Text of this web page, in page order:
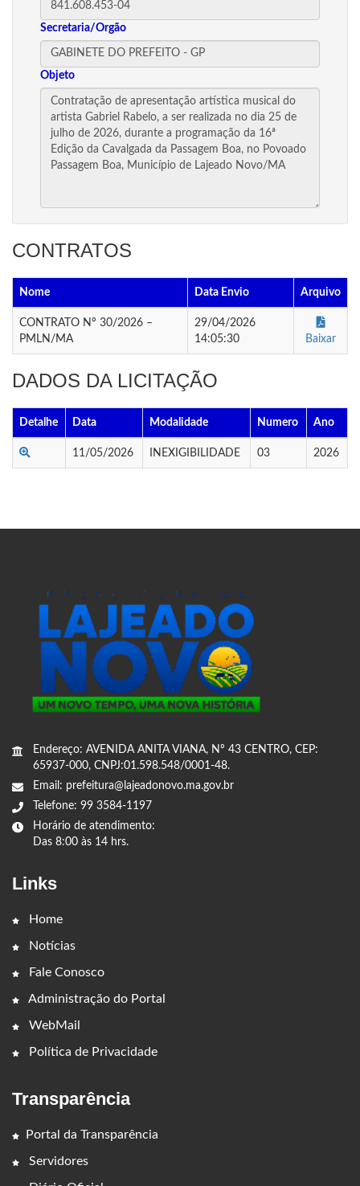
Secretaria/Orgão
Objeto
CONTRATOS
Nome Data Envio Arquivo
CONTRATO Nº 30/2026 –
PMLN/MA
29/04/2026
14:05:30
Baixar
DADOS DA LICITAÇÃO
Detalhe Data Modalidade Numero Ano
11/05/2026 INEXIGIBILIDADE 03 2026
Endereço: AVENIDA ANITA VIANA, Nº 43 CENTRO, CEP:
65937-000, CNPJ:01.598.548/0001-48.
Email: prefeitura@lajeadonovo.ma.gov.br
Telefone: 99 3584-1197
Horário de atendimento:
Das 8:00 às 14 hrs.
Links
Home
Notícias
Fale Conosco
Administração do Portal
WebMail
Política de Privacidade
Transparência
Portal da Transparência
Servidores